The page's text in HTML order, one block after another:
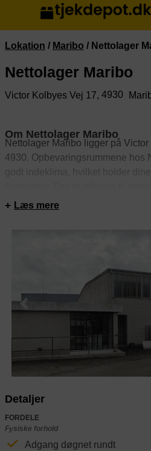
Lokation / Maribo / Nettolager
Nettolager Maribo
Victor Kolbyes Vej 17, 4930
Om Nettolager Maribo
Nettolager Maribo ligger på
4930. Opbevaringsrummene hos
godt indeklima, hvilket holder
rundt. Rummene er sikret med
Læs mere
Previous
Detaljer
FORDELE
Fysiske forhold
Adgang døgnet rundt